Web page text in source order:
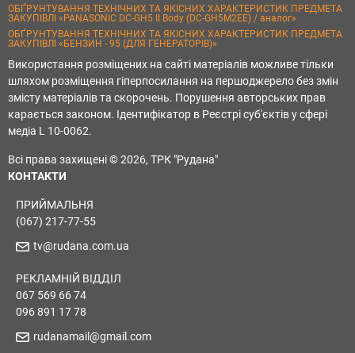
ОБҐРУНТУВАННЯ ТЕХНІЧНИХ ТА ЯКІСНИХ ХАРАКТЕРИСТИК ПРЕДМЕТА
ЗАКУПІВЛІ «PANASONIC DC-GH5 II Body (DC-GH5M2EE) / аналог»
ОБҐРУНТУВАННЯ ТЕХНІЧНИХ ТА ЯКІСНИХ ХАРАКТЕРИСТИК ПРЕДМЕТА
ЗАКУПІВЛІ «БЕНЗИН - 95 (ДЛЯ ГЕНЕРАТОРІВ)»
Використання розміщених на сайті матеріалів можливе тільки
шляхом розміщення гіперпосилання на першоджерело без змін
змісту матеріалів та скорочень. Порушення авторських прав
карається законом. Ідентифікатор в Реєстрі суб'єктів у сфері
медіа L 10-0062.
Всі права захищені © 2026, ТРК "Рудана"
КОНТАКТИ
ПРИЙМАЛЬНЯ
(067) 217-77-55
tv@rudana.com.ua
РЕКЛАМНІЙ ВІДДІЛ
067 569 66 74
096 891 17 78
rudanamail@gmail.com